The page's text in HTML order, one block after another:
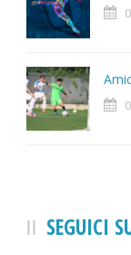
SEGUICI